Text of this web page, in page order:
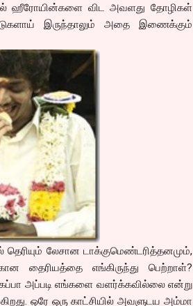
ஹீரோயின்களை விட அவளது தோழிகள்
இருந்தாலும் அதை இணைக்கும்
லேசான டாக்குமெண்டரித்தனமும்,
தைரியத்தை எங்கிருந்து பெற்றாள்?
அப்படி எங்களை வளர்க்கவில்லை என்று
ஒரே ஒரு காட்சியில் அவளுடய அம்மா